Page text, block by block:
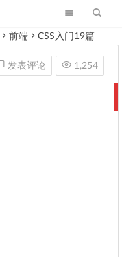
前端 CSS入门19篇
发表评论 1,254